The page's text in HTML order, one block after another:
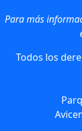
Para más
Todos los